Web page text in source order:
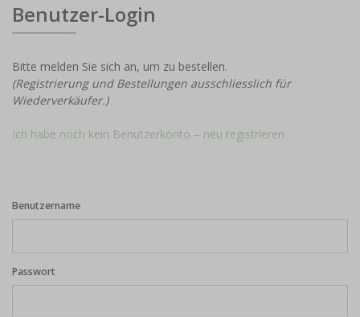
Benutzer-Login
Bitte melden Sie sich an, um zu bestellen.
(Registrierung und Bestellungen ausschliesslich für
Wiederverkäufer.)
Ich habe noch kein Benutzerkonto – neu registrieren
Benutzername
Passwort